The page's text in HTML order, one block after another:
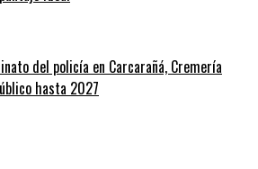
del policía en Carcarañá, Cremería
hasta 2027